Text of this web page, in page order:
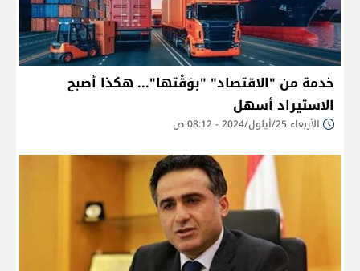
خدمة من "الاقتصاد" "بوَقْتها"... هكذا أصبح
الاستيراد أسهل
الأربعاء 25/أيلول/2024 - 08:12 ص